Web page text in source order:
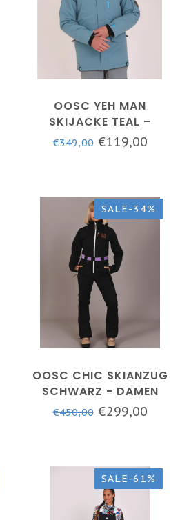
OOSC YEH MAN
SKIJACKE TEAL –
HERREN
€349,00€119,00
SALE-34%
OOSC CHIC SKIANZUG
SCHWARZ - DAMEN
€450,00€299,00
SALE-61%